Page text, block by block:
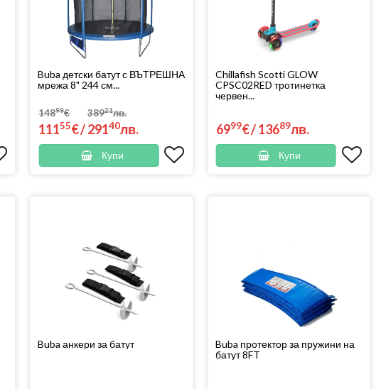
Buba детски батут с ВЪТРЕШНА
мрежа 8" 244 см...
14899€
11155€/
38921лв.
29140лв.
Купи
Chillafish Scotti GLOW
CPSC02RED тротинетка
червен...
6999€/13689лв.
Купи
Buba анкери за батут
Buba протектор за пружини на
батут 8FT